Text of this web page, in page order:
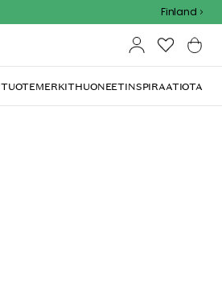
Finland
TUOTEMERKITHUONEETINSPIRAATIOTA